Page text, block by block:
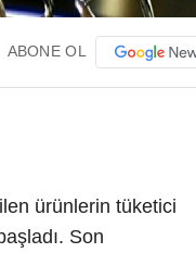
ABONE OL
ürünlerin tüketici
Son